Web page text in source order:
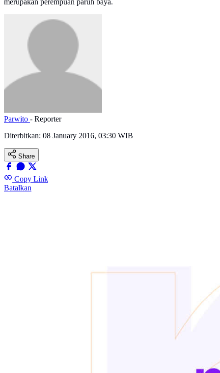
merupakan perempuan paruh baya.
Parwito - Reporter
Diterbitkan: 08 January 2016, 03:30 WIB
Share
Copy Link
Batalkan